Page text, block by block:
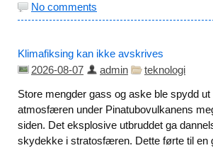
No comments
Klimafiksing kan ikke avskrives
2026-08-07
admin
teknologi
Store mengder gass og aske ble spydd
atmosfæren under Pinatubovulkanens
siden. Det eksplosive utbruddet ga
skydekke i stratosfæren. Dette førte til en